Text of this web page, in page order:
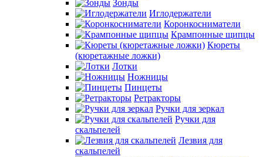
Зонды
Иглодержатели
Коронкосниматели
Крампонные щипцы
Кюреты
(кюретажные ложки)
Лотки
Ножницы
Пинцеты
Ретракторы
Ручки для зеркал
Ручки для
скальпелей
Лезвия для
скальпелей